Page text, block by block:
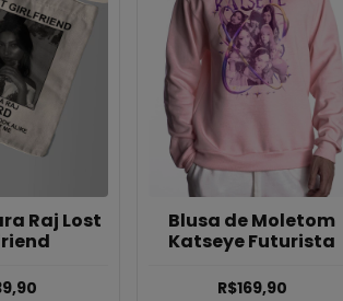
Raj Lost
Blusa de Moletom
Katseye Futurista
R$169,90